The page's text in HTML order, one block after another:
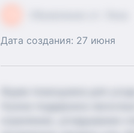
Дата создания: 27 июня